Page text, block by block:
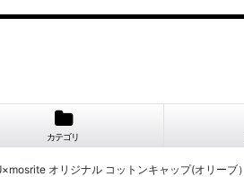
カテゴリ
オリジナル コットンキャップ(オリーブ）